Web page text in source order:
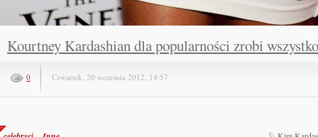
Kourtney Kardashian dla popularności zrobi wszystko
0 Czwartek, 20 września 2012, 14:57